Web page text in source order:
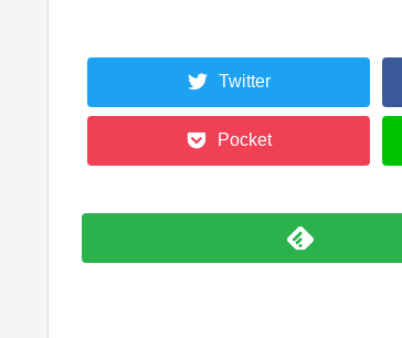
Twitter
Pocket